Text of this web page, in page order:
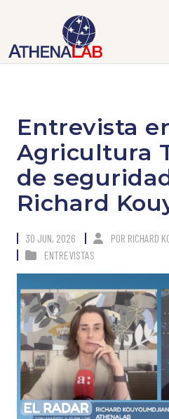
Entrevista
Agricultura
de
Richard
30 JUN, 2026 POR RICHARD
ENTREVISTAS